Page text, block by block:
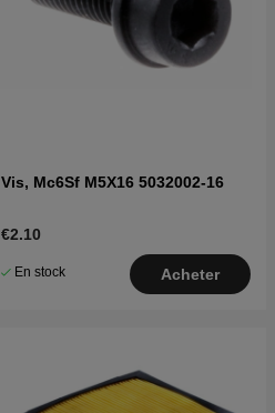
Vis, Mc6Sf M5X16 5032002-16
€2.10
En stock Acheter